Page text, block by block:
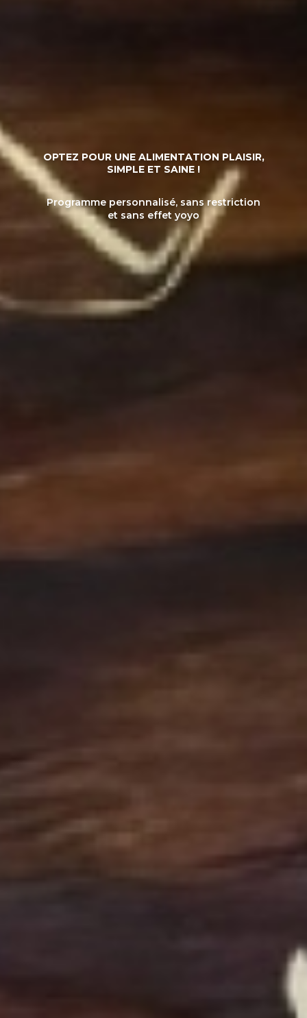
OPTEZ POUR UNE ALIMENTATION PLAISIR,
SIMPLE ET SAINE !
Programme personnalisé, sans restriction
et sans effet yoyo